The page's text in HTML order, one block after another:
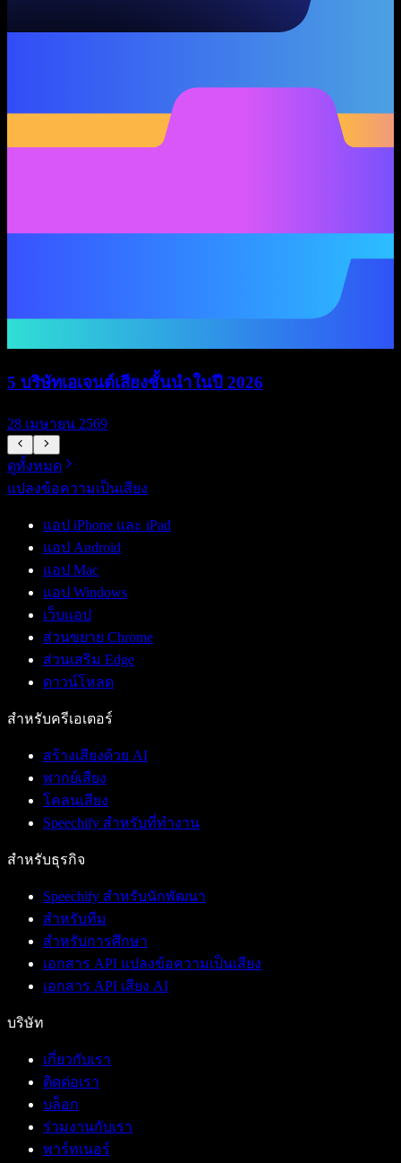
5 บริษัทเอเจนต์เสียงชั้นนำในปี 2026
28 เมษายน 2569
ดูทั้งหมด
แปลงข้อความเป็นเสียง
แอป iPhone และ iPad
แอป Android
แอป Mac
แอป Windows
เว็บแอป
ส่วนขยาย Chrome
ส่วนเสริม Edge
ดาวน์โหลด
สำหรับครีเอเตอร์
สร้างเสียงด้วย AI
พากย์เสียง
โคลนเสียง
Speechify สำหรับที่ทำงาน
สำหรับธุรกิจ
Speechify สำหรับนักพัฒนา
สำหรับทีม
สำหรับการศึกษา
เอกสาร API แปลงข้อความเป็นเสียง
เอกสาร API เสียง AI
บริษัท
เกี่ยวกับเรา
ติดต่อเรา
บล็อก
ร่วมงานกับเรา
พาร์ทเนอร์